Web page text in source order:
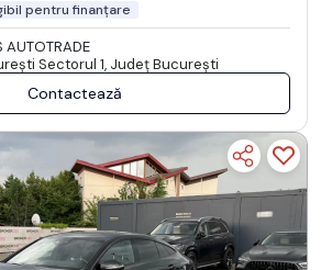
pentru finanțare
AUTOTRADE
Sectorul 1, Județ București
Contactează